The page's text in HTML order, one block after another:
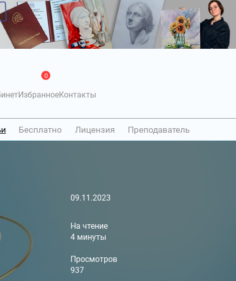
Избранное
0
Контакты
Бесплатно Лицензия Преподаватель
09.11.2023
На чтение
4 минуты
Просмотров
937